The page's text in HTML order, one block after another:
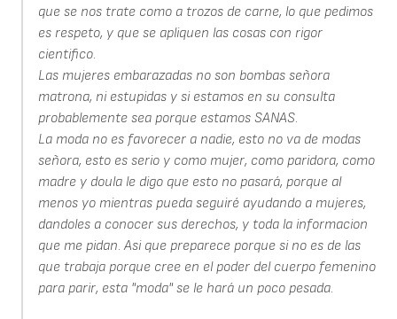
que se nos trate como a trozos de carne, lo que pedimos
es respeto, y que se apliquen las cosas con rigor
cientifico.
Las mujeres embarazadas no son bombas señora
matrona, ni estupidas y si estamos en su consulta
probablemente sea porque estamos SANAS.
La moda no es favorecer a nadie, esto no va de modas
señora, esto es serio y como mujer, como paridora, como
madre y doula le digo que esto no pasará, porque al
menos yo mientras pueda seguiré ayudando a mujeres,
dandoles a conocer sus derechos, y toda la informacion
que me pidan. Asi que preparece porque si no es de las
que trabaja porque cree en el poder del cuerpo femenino
para parir, esta "moda" se le hará un poco pesada.